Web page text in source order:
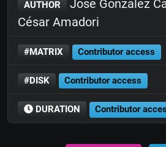
AUTHOR
José González
César Amadori
#MATRIX Contributor access
#DISK Contributor access
DURATION Contributor